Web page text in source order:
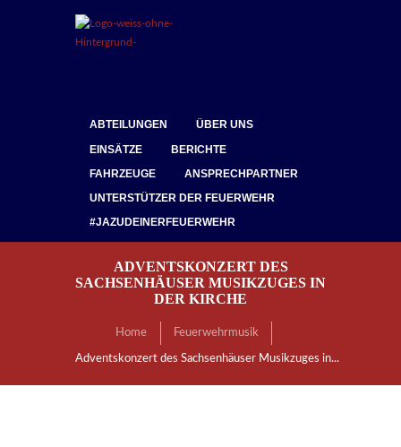
ABTEILUNGEN
ÜBER UNS
EINSÄTZE
BERICHTE
FAHRZEUGE
ANSPRECHPARTNER
UNTERSTÜTZER DER FEUERWEHR
#JAZUDEINERFEUERWEHR
ADVENTSKONZERT DES
SACHSENHÄUSER MUSIKZUGES IN
DER KIRCHE
Home Feuerwehrmusik
Adventskonzert des Sachsenhäuser Musikzuges in...